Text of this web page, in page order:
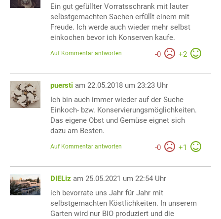
Ein gut gefüllter Vorratsschrank mit lauter
selbstgemachten Sachen erfüllt einem mit
Freude. Ich werde auch wieder mehr selbst
einkochen bevor ich Konserven kaufe.
-0 +2
Auf Kommentar antworten
puersti am 22.05.2018 um 23:23 Uhr
Ich bin auch immer wieder auf der Suche
Einkoch- bzw. Konservierungsmöglichkeiten.
Das eigene Obst und Gemüse eignet sich
dazu am Besten.
-0 +1
Auf Kommentar antworten
DIELiz am 25.05.2021 um 22:54 Uhr
ich bevorrate uns Jahr für Jahr mit
selbstgemachten Köstlichkeiten. In unserem
Garten wird nur BIO produziert und die